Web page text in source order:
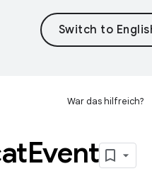
War das hilfreich?
Event